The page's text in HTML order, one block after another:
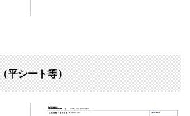
平シート等）